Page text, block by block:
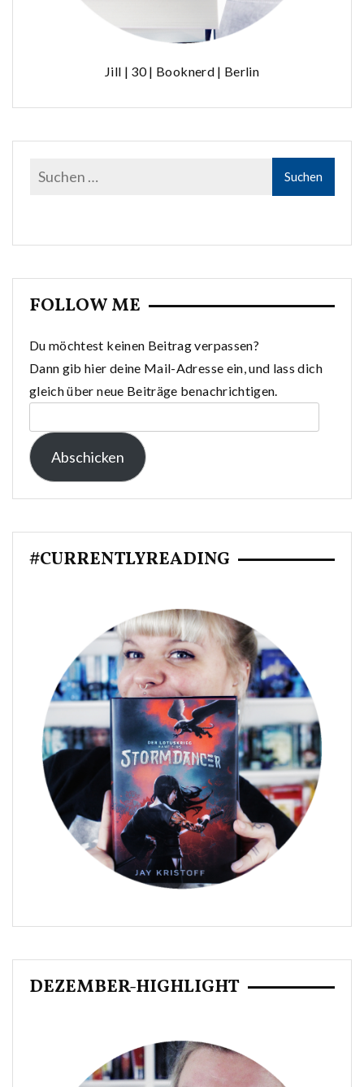
Jill | 30 | Booknerd | Berlin
FOLLOW ME
Du möchtest keinen Beitrag verpassen?
Dann gib hier deine Mail-Adresse ein, und lass dich
gleich über neue Beiträge benachrichtigen.
Mail-
Adresse:
Abschicken
#CURRENTLYREADING
DEZEMBER-HIGHLIGHT